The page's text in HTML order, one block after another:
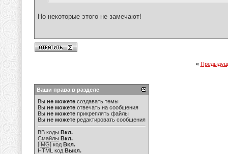
Но некоторые этого не замечают!
«
Ваши права в разделе
Вы не можете создавать темы
Вы не можете отвечать на сообщения
Вы не можете прикреплять файлы
Вы не можете редактировать сообщения
BB коды Вкл.
Смайлы Вкл.
[IMG] код Вкл.
HTML код Выкл.